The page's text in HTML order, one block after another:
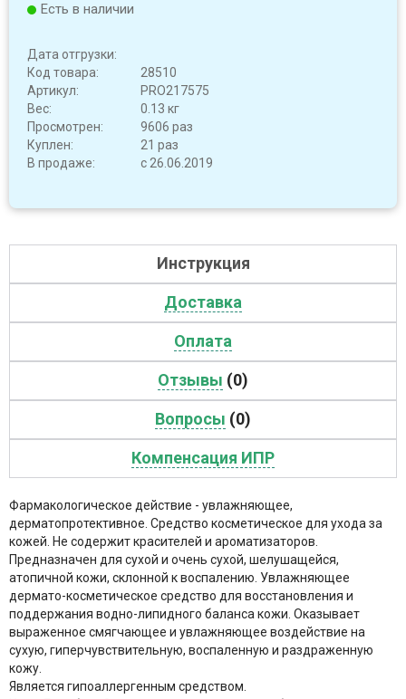
Есть в наличии
Дата отгрузки:
Код товара:
28510
Артикул:
PRO217575
Вес:
0.13 кг
Просмотрен:
9606 раз
Куплен:
21 раз
В продаже:
с 26.06.2019
Инструкция
Доставка
Оплата
Отзывы (0)
Вопросы (0)
Компенсация ИПР
Фармакологическое действие - увлажняющее,
дерматопротективное. Средство косметическое для ухода за
кожей. Не содержит красителей и ароматизаторов.
Предназначен для сухой и очень сухой, шелушащейся,
атопичной кожи, склонной к воспалению. Увлажняющее
дермато-косметическое средство для восстановления и
поддержания водно-липидного баланса кожи. Оказывает
выраженное смягчающее и увлажняющее воздействие на
сухую, гиперчувствительную, воспаленную и раздраженную
кожу.
Является гипоаллергенным средством.